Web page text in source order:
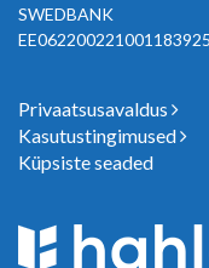
SWEDBANK
EE062200221001183925
Privaatsusavaldus
Kasutustingimused
Küpsiste seaded